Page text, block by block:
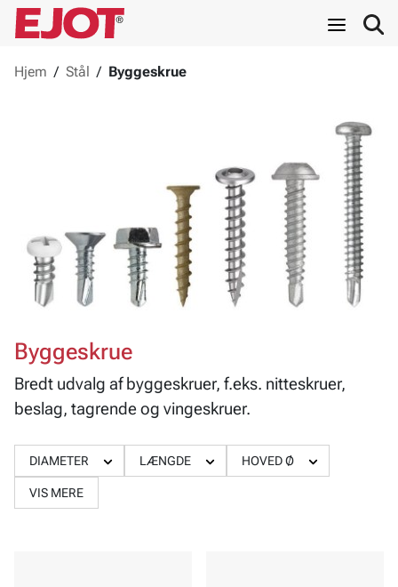
Hjem / Stål / Byggeskrue
Byggeskrue
Bredt udvalg af byggeskruer, f.eks. nitteskruer,
beslag, tagrende og vingeskruer.
DIAMETER LÆNGDE HOVED Ø
VIS MERE